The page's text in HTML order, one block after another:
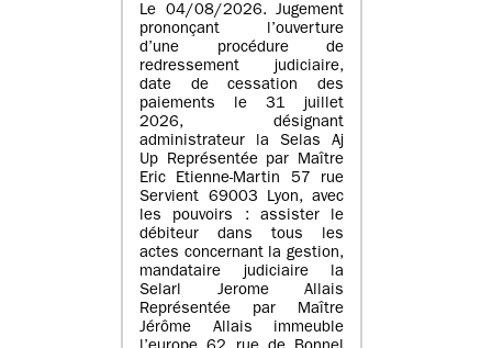
Le 04/08/2026. Jugement
prononçant l’ouverture
d’une procédure de
redressement judiciaire,
date de cessation des
paiements le 31 juillet
2026, désignant
administrateur la Selas Aj
Up Représentée par Maître
Eric Etienne-Martin 57 rue
Servient 69003 Lyon, avec
les pouvoirs : assister le
débiteur dans tous les
actes concernant la gestion,
mandataire judiciaire la
Selarl Jerome Allais
Représentée par Maître
Jérôme Allais immeuble